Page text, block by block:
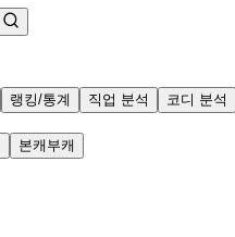
랭킹/통계 직업 분석 코디 분석
본캐부캐